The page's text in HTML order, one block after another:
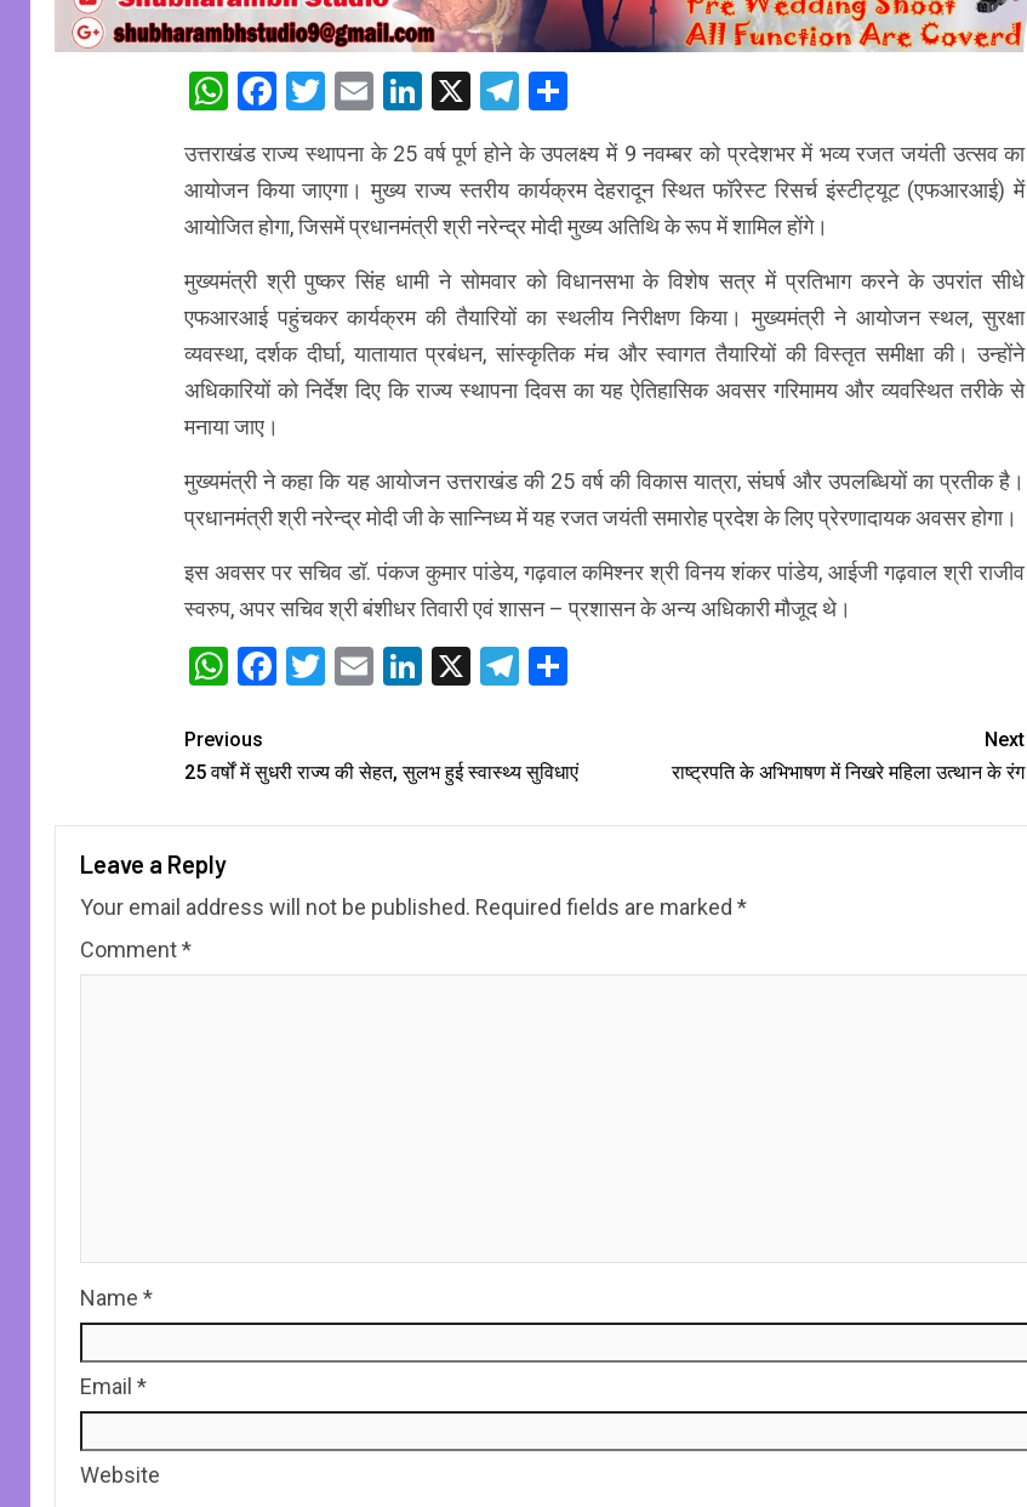
WhatsApp
Facebook
Twitter
EmailLinkedIn
X Telegram
Share
उत्तराखंड राज्य स्थापना के 25 वर्ष पूर्ण होने के उपलक्ष्य में 9 नवम्बर को प्रदेशभर में भव्य रजत जयंती उत्सव का
आयोजन किया जाएगा। मुख्य राज्य स्तरीय कार्यक्रम देहरादून स्थित फॉरेस्ट रिसर्च इंस्टीट्यूट (एफआरआई) में
आयोजित होगा, जिसमें प्रधानमंत्री श्री नरेन्द्र मोदी मुख्य अतिथि के रूप में शामिल होंगे।
मुख्यमंत्री श्री पुष्कर सिंह धामी ने सोमवार को विधानसभा के विशेष सत्र में प्रतिभाग करने के उपरांत सीधे
एफआरआई पहुंचकर कार्यक्रम की तैयारियों का स्थलीय निरीक्षण किया। मुख्यमंत्री ने आयोजन स्थल, सुरक्षा
व्यवस्था, दर्शक दीर्घा, यातायात प्रबंधन, सांस्कृतिक मंच और स्वागत तैयारियों की विस्तृत समीक्षा की। उन्होंने
अधिकारियों को निर्देश दिए कि राज्य स्थापना दिवस का यह ऐतिहासिक अवसर गरिमामय और व्यवस्थित तरीके से
मनाया जाए।
मुख्यमंत्री ने कहा कि यह आयोजन उत्तराखंड की 25 वर्ष की विकास यात्रा, संघर्ष और उपलब्धियों का प्रतीक है।
प्रधानमंत्री श्री नरेन्द्र मोदी जी के सान्निध्य में यह रजत जयंती समारोह प्रदेश के लिए प्रेरणादायक अवसर होगा।
इस अवसर पर सचिव डॉ. पंकज कुमार पांडेय, गढ़वाल कमिश्नर श्री विनय शंकर पांडेय, आईजी गढ़वाल श्री राजीव
स्वरुप, अपर सचिव श्री बंशीधर तिवारी एवं शासन – प्रशासन के अन्य अधिकारी मौजूद थे।
WhatsApp
Facebook
Twitter
EmailLinkedIn
X Telegram
Share
Previous
25 वर्षों में सुधरी राज्य की सेहत, सुलभ हुई स्वास्थ्य सुविधाएं
Next
राष्ट्रपति के अभिभाषण में निखरे महिला उत्थान के रंग
Leave a Reply
Your email address will not be published. Required fields are marked *
Comment*
Name *
Email *
Website